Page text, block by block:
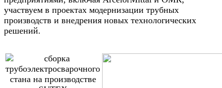
участвуем в проектах модернизации трубных
производств и внедрения новых технологических
решений.